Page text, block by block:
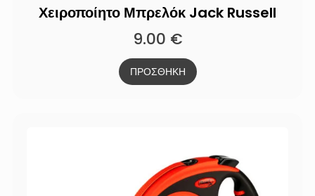
Χειροποίητο Μπρελόκ Jack Russell
9.00 €
ΠΡΟΣΘΗΚΗ